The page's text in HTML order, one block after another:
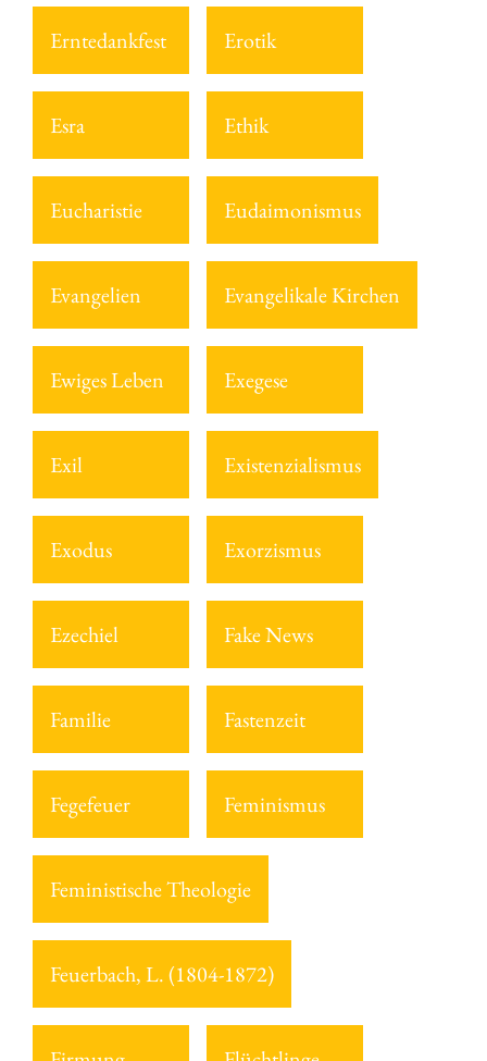
Erntedankfest Erotik
Esra Ethik
Eucharistie Eudaimonismus
Evangelien Evangelikale Kirchen
Ewiges Leben Exegese
Exil Existenzialismus
Exodus Exorzismus
Ezechiel Fake News
Familie Fastenzeit
Fegefeuer Feminismus
Feministische Theologie
Feuerbach, L. (1804-1872)